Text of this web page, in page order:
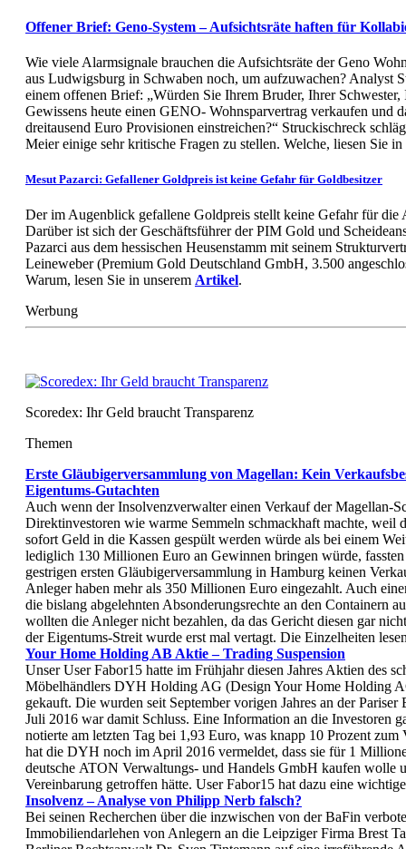
Offener Brief: Geno-System – Aufsichtsräte haften für
Wie viele Alarmsignale brauchen die Aufsichtsräte der Geno
aus Ludwigsburg in Schwaben noch, um aufzuwachen? Analyst
einem offenen Brief: „Würden Sie Ihrem Bruder, Ihrer Schwester,
Gewissens heute einen GENO- Wohnsparvertrag verkaufen und
dreitausend Euro Provisionen einstreichen?“ Struckischreck
Meier einige sehr kritische Fragen zu stellen. Welche, liesen Sie
Mesut Pazarci: Gefallener Goldpreis ist keine Gefahr für Goldbesitzer
Der im Augenblick gefallene Goldpreis stellt keine Gefahr für die
Darüber ist sich der Geschäftsführer der PIM Gold und
Pazarci aus dem hessischen Heusenstamm mit seinem
Leineweber (Premium Gold Deutschland GmbH, 3.500
Warum, lesen Sie in unserem Artikel.
Werbung
Scoredex: Ihr Geld braucht Transparenz
Themen
Erste Gläubigerversammlung von Magellan: Kein
Eigentums-Gutachten
Auch wenn der Insolvenzverwalter einen Verkauf der Magellan-
Direktinvestoren wie warme Semmeln schmackhaft machte, weil
sofort Geld in die Kassen gespült werden würde als bei einem
lediglich 130 Millionen Euro an Gewinnen bringen würde,
gestrigen ersten Gläubigerversammlung in Hamburg keinen
Anleger haben mehr als 350 Millionen Euro eingezahlt. Auch
die bislang abgelehnten Absonderungsrechte an den Containern
wollten die Anleger nicht bezahlen, da das Gericht diesen gar
der Eigentums-Streit wurde erst mal vertagt. Die Einzelheiten
Your Home Holding AB Aktie – Trading Suspension
Unser User Fabor15 hatte im Frühjahr diesen Jahres Aktien des
Möbelhändlers DYH Holding AG (Design Your Home Holding
gekauft. Die wurden seit September vorigen Jahres an der Pariser
Juli 2016 war damit Schluss. Eine Information an die Investoren
notierte am letzten Tag bei 1,93 Euro, was knapp 10 Prozent zum
hat die DYH noch im April 2016 vermeldet, dass sie für 1
deutsche ATON Verwaltungs- und Handels GmbH kaufen wolle
Vereinbarung getroffen hätte. User Fabor15 hat dazu eine
Insolvenz – Analyse von Philipp Nerb falsch?
Bei seinen Recherchen über die inzwischen von der BaFin
Immobiliendarlehen von Anlegern an die Leipziger Firma Brest